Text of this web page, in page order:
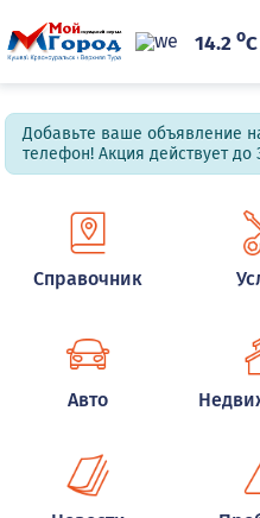
14.2oC
Добавьте ваше объявление
телефон! Акция действует до
Справочник
Авто